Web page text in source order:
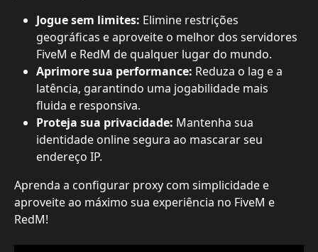
Jogue sem limites: Elimine restrições
geográficas e aproveite o melhor dos servidores
FiveM e RedM de qualquer lugar do mundo.
Aprimore sua performance: Reduza o lag e a
latência, garantindo uma jogabilidade mais
fluida e responsiva.
Proteja sua privacidade: Mantenha sua
identidade online segura ao mascarar seu
endereço IP.
Aprenda a configurar proxy com simplicidade e
aproveite ao máximo sua experiência no FiveM e
RedM!